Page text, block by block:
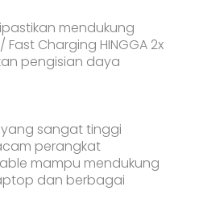
mendukung
Charging HINGGA 2x
pengisian daya
sangat tinggi
perangkat
mampu mendukung
dan berbagai